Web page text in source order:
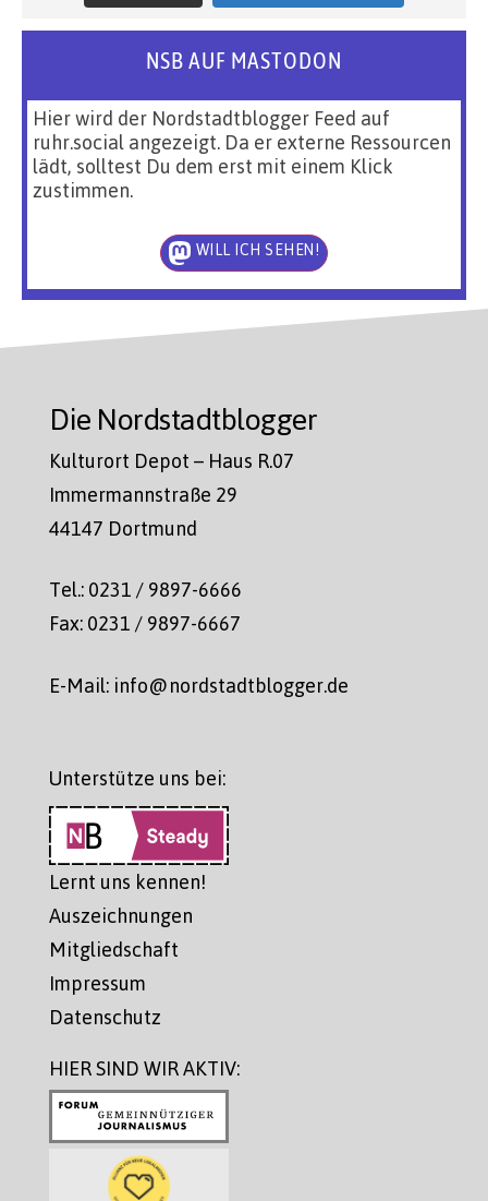
NSB AUF MASTODON
Hier wird der Nordstadtblogger Feed auf
ruhr.social angezeigt. Da er externe Ressourcen
lädt, solltest Du dem erst mit einem Klick
zustimmen.
WILL ICH SEHEN!
Die Nordstadtblogger
Kulturort Depot – Haus R.07
Immermannstraße 29
44147 Dortmund
Tel.: 0231 / 9897-6666
Fax: 0231 / 9897-6667
E-Mail: info@nordstadtblogger.de
Unterstütze uns bei:
Lernt uns kennen!
Auszeichnungen
Mitgliedschaft
Impressum
Datenschutz
HIER SIND WIR AKTIV: